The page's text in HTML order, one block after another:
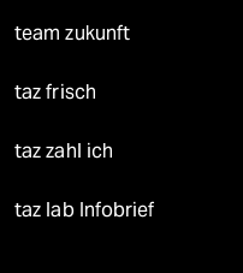
team zukunft
taz frisch
taz zahl ich
taz lab Infobrief